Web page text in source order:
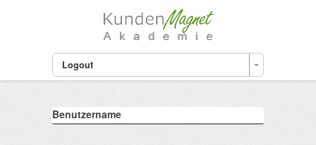
Logout
Benutzername